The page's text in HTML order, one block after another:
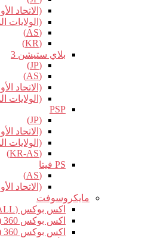
(الاتحاد
(الولايات
(AS)
(KR)
بلاي ستيشن 3
(JP)
(AS)
(الاتحاد
(الولايات
PSP
(JP)
(الاتحاد
(الولايات
(KR-AS)
PS فيتا
(AS)
(الاتحاد
مايكروسوفت
اكس بوكس (ALL)
اكس بوكس 360 (JP-KR-AS)